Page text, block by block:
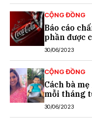
CỘNG ĐỒNG
Báo cáo
phần được
30/06/2023
CỘNG ĐỒNG
Cách bà
mỗi tháng
30/06/2023